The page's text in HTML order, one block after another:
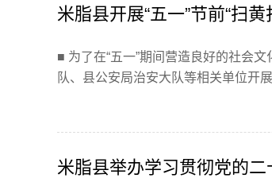
米脂县开展“五一”节前“扫
■ 为了在“五一”期间营造良好的社会
队、县公安局治安大队等相关单位开
米脂县举办学习贯彻党的